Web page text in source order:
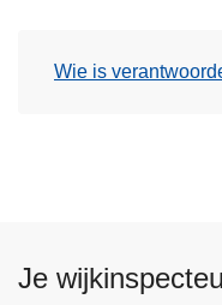
Wie is
Je